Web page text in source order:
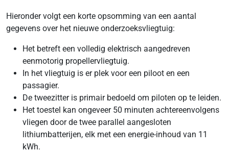
Hieronder volgt een korte opsomming van een aantal
gegevens over het nieuwe onderzoeksvliegtuig:
Het betreft een volledig elektrisch aangedreven
eenmotorig propellervliegtuig.
In het vliegtuig is er plek voor een piloot en een
passagier.
De tweezitter is primair bedoeld om piloten op te leiden.
Het toestel kan ongeveer 50 minuten achtereenvolgens
vliegen door de twee parallel aangesloten
lithiumbatterijen, elk met een energie-inhoud van 11
kWh.